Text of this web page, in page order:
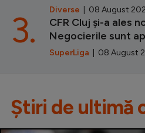
Diverse | 08 August
CFR Cluj și-a ales
Negocierile sunt
SuperLiga | 08 August
3.
Știri de ultimă